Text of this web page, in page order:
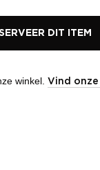
DIT ITEM
winkel. Vind onze